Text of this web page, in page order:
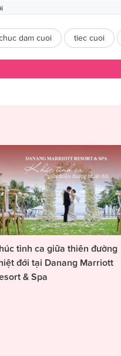
dam cuoi tiec cuoi
tình ca giữa thiên đường
đới tại Danang Marriott
& Spa